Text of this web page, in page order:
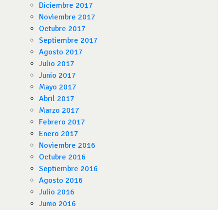
Diciembre 2017
Noviembre 2017
Octubre 2017
Septiembre 2017
Agosto 2017
Julio 2017
Junio 2017
Mayo 2017
Abril 2017
Marzo 2017
Febrero 2017
Enero 2017
Noviembre 2016
Octubre 2016
Septiembre 2016
Agosto 2016
Julio 2016
Junio 2016